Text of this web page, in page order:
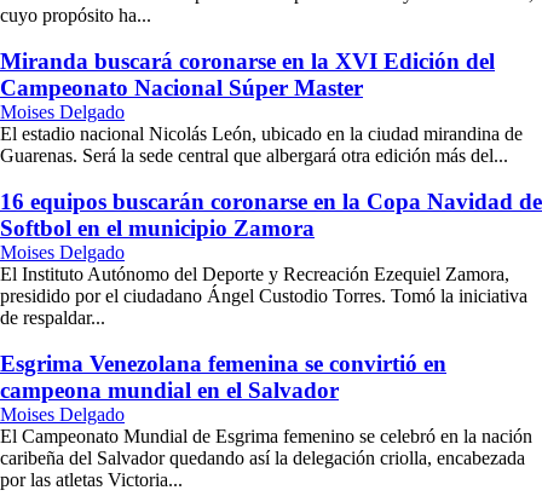
cuyo propósito ha...
Miranda buscará coronarse en la XVI Edición del
Campeonato Nacional Súper Master
Moises Delgado
El estadio nacional Nicolás León, ubicado en la ciudad mirandina de
Guarenas. Será la sede central que albergará otra edición más del...
16 equipos buscarán coronarse en la Copa Navidad de
Softbol en el municipio Zamora
Moises Delgado
El Instituto Autónomo del Deporte y Recreación Ezequiel Zamora,
presidido por el ciudadano Ángel Custodio Torres. Tomó la iniciativa
de respaldar...
Esgrima Venezolana femenina se convirtió en
campeona mundial en el Salvador
Moises Delgado
El Campeonato Mundial de Esgrima femenino se celebró en la nación
caribeña del Salvador quedando así la delegación criolla, encabezada
por las atletas Victoria...